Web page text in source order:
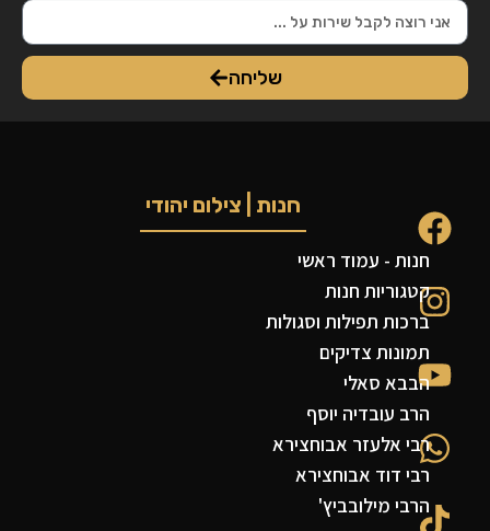
שליחה
חנות | צילום יהודי
חנות - עמוד ראשי
קטגוריות חנות
ברכות תפילות וסגולות
תמונות צדיקים
הבבא סאלי
הרב עובדיה יוסף
רבי אלעזר אבוחצירא
רבי דוד אבוחצירא
הרבי מילובביץ'